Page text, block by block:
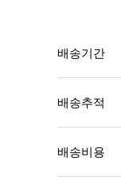
배송기간
배송추적
배송비용